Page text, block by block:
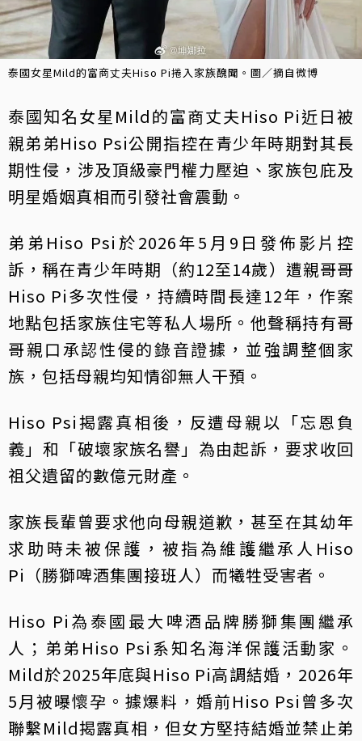
泰國女星Mild的富商丈夫Hiso Pi捲入家族醜聞。圖／摘自微博
泰國知名女星Mild的富商丈夫Hiso Pi近日被
親弟弟Hiso Psi公開指控在青少年時期對其長
期性侵，涉及頂級豪門權力壓迫、家族包庇及
明星婚姻真相而引發社會震動。
弟弟Hiso Psi於2026年5月9日發佈影片控
訴，稱在青少年時期（約12至14歲）遭親哥哥
Hiso Pi多次性侵，持續時間長達12年，作案
地點包括家族住宅等私人場所。他聲稱持有哥
哥親口承認性侵的錄音證據，並強調整個家
族，包括母親均知情卻無人干預。
Hiso Psi揭露真相後，反遭母親以「忘恩負
義」和「破壞家族名譽」為由起訴，要求收回
祖父遺留的數億元財產。
家族長輩曾要求他向母親道歉，甚至在其幼年
求助時未被保護，被指為維護繼承人Hiso
Pi（勝獅啤酒集團接班人）而犧牲受害者。
Hiso Pi為泰國最大啤酒品牌勝獅集團繼承
人；弟弟Hiso Psi系知名海洋保護活動家。
Mild於2025年底與Hiso Pi高調結婚，2026年
5月被曝懷孕。據爆料，婚前Hiso Psi曾多次
聯繫Mild揭露真相，但女方堅持結婚並禁止弟